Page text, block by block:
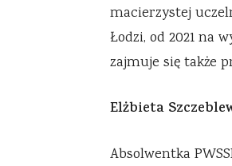
macierzystej
Łodzi, od 2021 na
zajmuje się także
Elżbieta
Absolwentka